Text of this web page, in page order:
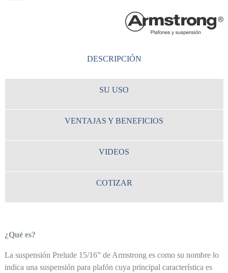
DESCRIPCIÓN
SU USO
VENTAJAS Y BENEFICIOS
VIDEOS
COTIZAR
¿Qué es?
La suspensión Prelude 15/16” de Armstrong es como su nombre lo
indica una suspensión para plafón cuya principal característica es